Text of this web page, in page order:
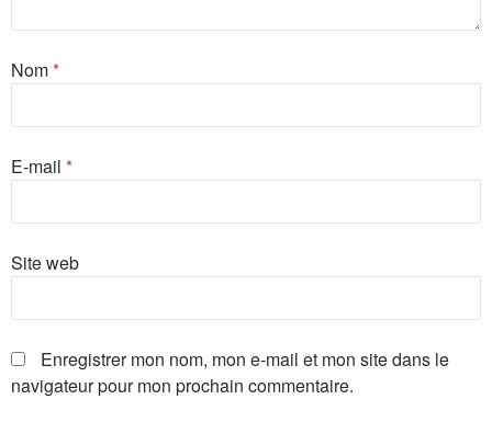
Nom*
E-mail *
Site web
Enregistrer mon nom, mon e-mail et mon site dans le
navigateur pour mon prochain commentaire.